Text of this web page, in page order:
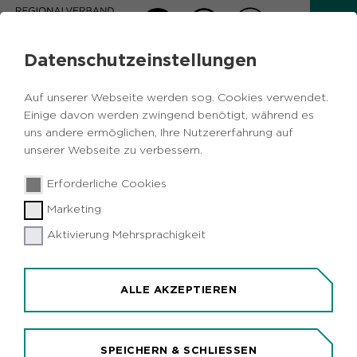
Datenschutzeinstellungen
Auf unserer Webseite werden sog. Cookies verwendet.
Einige davon werden zwingend benötigt, während es
uns andere ermöglichen, Ihre Nutzererfahrung auf
unserer Webseite zu verbessern.
Erforderliche Cookies
Marketing
Aktivierung Mehrsprachigkeit
ALLE AKZEPTIEREN
SPEICHERN & SCHLIESSEN
MELDUNGEN VOM RVR
Zurück
Leben und Wohnen
KURZFASSUNG STUDIE
Kurze Wege ins Grüne: Bei Work-Life-
bundesweiten Metropolenvergleich